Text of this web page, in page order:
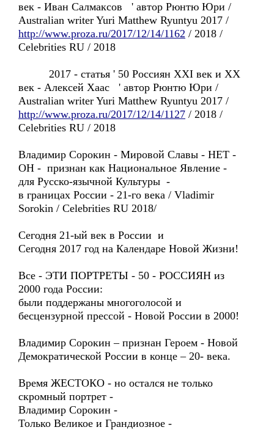
век - Иван Салмаксов ' автор Рюнтю Юри /
Australian writer Yuri Matthew Ryuntyu 2017 /
http://www.proza.ru/2017/12/14/1162 / 2018 /
Celebrities RU / 2018
2017 - статья ' 50 Россиян XXI век и XX
век - Алексей Хаас ' автор Рюнтю Юри /
Australian writer Yuri Matthew Ryuntyu 2017 /
http://www.proza.ru/2017/12/14/1127 / 2018 /
Celebrities RU / 2018
Владимир Сорокин - Мировой Славы - НЕТ -
ОН - признан как Национальное Явление -
для Русско-язычной Культуры -
в границах России - 21-го века / Vladimir
Sorokin / Celebrities RU 2018/
Сегодня 21-ый век в России и
Сегодня 2017 год на Календаре Новой Жизни!
Все - ЭТИ ПОРТРЕТЫ - 50 - РОССИЯН из
2000 года России:
были поддержаны многоголосой и
бесцензурной прессой - Новой России в 2000!
Владимир Сорокин – признан Героем - Новой
Демократической России в конце – 20- века.
Время ЖЕСТОКО - но остался не только
скромный портрет -
Владимир Сорокин -
Только Великое и Грандиозное -